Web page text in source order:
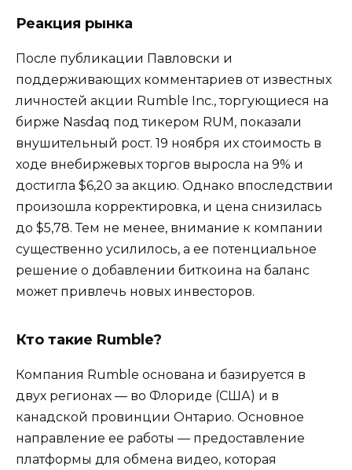
Реакция рынка
После публикации Павловски и
поддерживающих комментариев от известных
личностей акции Rumble Inc., торгующиеся на
бирже Nasdaq под тикером RUM, показали
внушительный рост. 19 ноября их стоимость в
ходе внебиржевых торгов выросла на 9% и
достигла $6,20 за акцию. Однако впоследствии
произошла корректировка, и цена снизилась
до $5,78. Тем не менее, внимание к компании
существенно усилилось, а ее потенциальное
решение о добавлении биткоина на баланс
может привлечь новых инвесторов.
Кто такие Rumble?
Компания Rumble основана и базируется в
двух регионах — во Флориде (США) и в
канадской провинции Онтарио. Основное
направление ее работы — предоставление
платформы для обмена видео, которая